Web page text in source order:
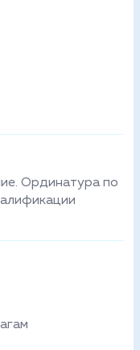
Ординатура по